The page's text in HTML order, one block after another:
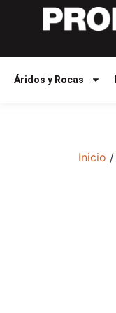
Áridos y Rocas
Inicio /